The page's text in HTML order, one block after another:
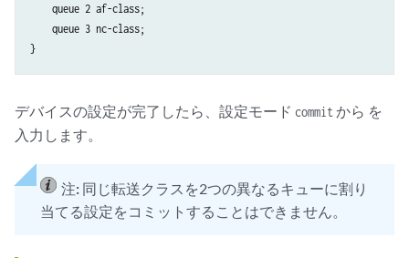
    queue 2 af-class;
    queue 3 nc-class;
デバイスの設定が完了したら、設定モード commitから を
入力します。
注: 同じ転送クラスを2つの異なるキューに割り
当てる設定をコミットすることはできません。